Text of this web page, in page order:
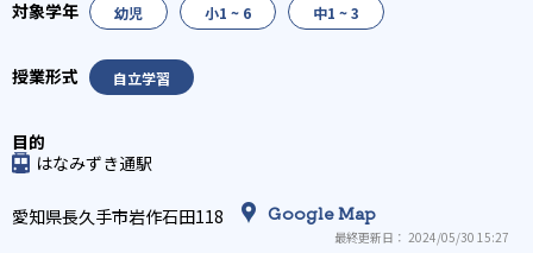
幼児 小1 ~ 6 中1 ~ 3
自立学習
はなみずき通駅
愛知県長久手市岩作石田118 Google Map
最終更新日： 2024/05/30 15:27